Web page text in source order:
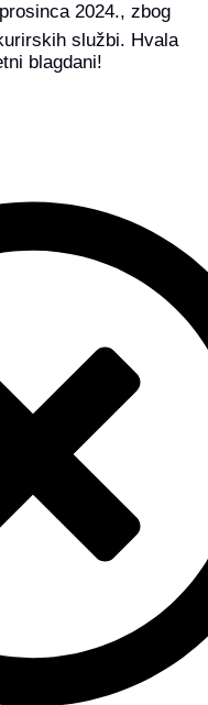
2024., zbog
službi. Hvala
blagdani!